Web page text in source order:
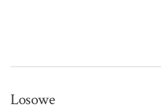
Losowe